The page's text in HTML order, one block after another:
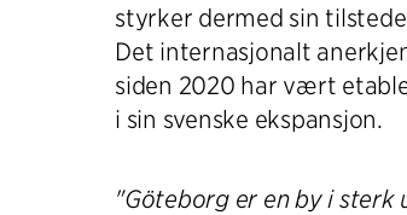
styrker dermed sin
Det internasjonalt
siden 2020 har vært
i sin svenske ekspansjon.
"Göteborg er en by i